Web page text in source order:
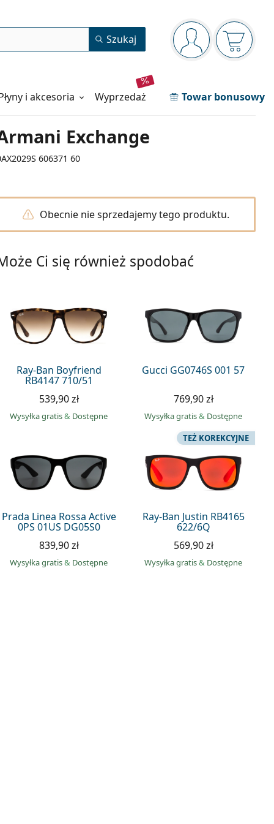
Panel nawigacyjny
jesteś
Koszyk
Szukaj
i akcesoria wyprzedaż Towar bonusowy
Exchange
606371 60
Obecnie nie sprzedajemy tego produktu.
Ci się również spodobać
Ray-Ban Boyfriend
RB4147 710/51
539,90 zł
Wysyłka gratis& Dostępne
Gucci GG0746S 001 57
769,90 zł
Wysyłka gratis& Dostępne
Prada Linea Rossa Active
0PS 01US DG05S0
839,90 zł
Wysyłka gratis& Dostępne
Ray-Ban Justin RB4165
622/6Q
TEŻ KOREKCYJNE
569,90 zł
Wysyłka gratis& Dostępne